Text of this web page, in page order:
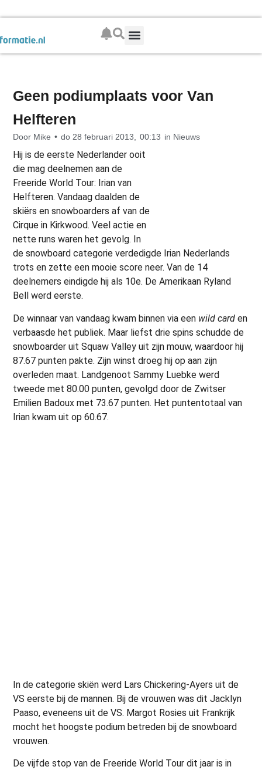
Geen podiumplaats voor Van
Helfteren
Door Mike • do 28 februari 2013, 00:13 in Nieuws
Hij is de eerste Nederlander ooit
die mag deelnemen aan de
Freeride World Tour: Irian van
Helfteren. Vandaag daalden de
skiërs en snowboarders af van de
Cirque in Kirkwood. Veel actie en
nette runs waren het gevolg. In
de snowboard categorie verdedigde Irian Nederlands
trots en zette een mooie score neer. Van de 14
deelnemers eindigde hij als 10e. De Amerikaan Ryland
Bell werd eerste.
De winnaar van vandaag kwam binnen via een wild carden
verbaasde het publiek. Maar liefst drie spins schudde de
snowboarder uit Squaw Valley uit zijn mouw, waardoor hij
87.67 punten pakte. Zijn winst droeg hij op aan zijn
overleden maat. Landgenoot Sammy Luebke werd
tweede met 80.00 punten, gevolgd door de Zwitser
Emilien Badoux met 73.67 punten. Het puntentotaal van
Irian kwam uit op 60.67.
In de categorie skiën werd Lars Chickering-Ayers uit de
VS eerste bij de mannen. Bij de vrouwen was dit Jacklyn
Paaso, eveneens uit de VS. Margot Rosies uit Frankrijk
mocht het hoogste podium betreden bij de snowboard
vrouwen.
De vijfde stop van de Freeride World Tour dit jaar is in